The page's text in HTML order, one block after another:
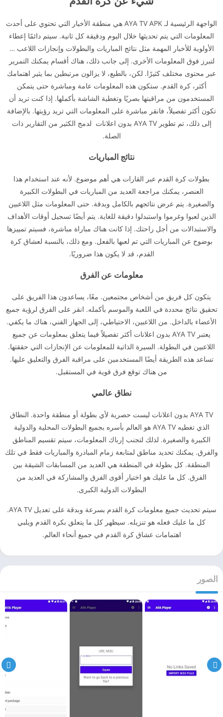
الواجهة الرئيسية لـ AYA TV APK هي منطقة الأخبار التي تحتوي على أحدث
المعلومات التي يتم تحديثها خلال اليوم ودقيقة كل ثانية. سيتم دائمًا إعطاء
الأولوية للأخبار المهمة مثل نتائج المباريات والبطولات وإنجازات اللاعب …
لتبرز فوق المعلومات الأخرى. إلى جانب ذلك، هناك أقسام يمكنك التمرير
عبر محتوى مختلف كثيرًا. لكن، بالطبع، لا يزالون مرتبطين بما يثير اهتمامك
أكثر، كرة القدم. ستكون هذه المعلومات عامة ومباشرة حتى يتمكن
المستخدمون من مراقبتها بصريًا وتغطية الشاشة بأكملها. إذا كنت تريد أن
تكون أكثر تفصيلاً، فانقر مباشرة على المعلومات التي تريد رؤيتها. بالإضافة
إلى ذلك، تم تطوير AYA TV بدون اعلانات لدمج الكثير من التقارير ذات
الصلة.
نتائج المباريات
بطولات كرة القدم عبر القارات هي أهم موضوع. لأنه عند استخدام هذا
العنصر، يمكنك مراجعة العديد من المباريات في البطولات الكبيرة
والصغيرة. يتم عرض نتائجهم بالكامل وبدقة. حتى المعلومات مثل اللاعبين
الذين لعبوا وغرموا واستبدلوا دقيقة للغاية. يتم أيضًا تسجيل أوقات الأهداف
والاستبدالات من أجل راحتك. إذا كانت هناك مباراة مباشرة، فسيتم تمييزها
بوضوح عن المباريات التي تم لعبها بالفعل. ومع ذلك، بالنسبة لعشاق كرة
القدم، قد لا يكون هذا ضروريًا.
معلومات عن الفرق
يتكون كل فريق من أشخاص مجتمعين. معًا، يساعدون هذا الفريق على
تحقيق نتائج محددة في اللعبة والموسم بأكمله. انقر على الفرق لرؤية جميع
الأعضاء بالداخل. من اللاعبين، الاحتياطي، إلى الجهاز الفني، هناك ما يكفي.
يعتبر AYA TV بدون اعلانات أكثر تفصيلاً فيما يتعلق بمعلومات عن جميع
اللاعبين في البطولة. السيرة الذاتية للمعلومات عن الإنجازات التي حققتها.
تساعد هذه الطريقة أيضًا المستخدمين على مراقبة الفرق والتعليق عليها.
من هناك توقع فرق قوية في المستقبل.
نطاق عالمي
AYA TV بدون اعلانات ليست حصرية لأي بطولة أو منطقة واحدة. النطاق
الذي تغطيه AYA TV هو العالم بأسره بجميع البطولات المحلية والدولية
الكبيرة والصغيرة. لذلك لتجنب إرباك المعلومات، سيتم تقسيم المناطق
والفرق. يمكنك تحديد مناطق لمتابعة زمام المبادرة والمباريات فقط في تلك
المنطقة. كل بطولة في المنطقة هي العديد من المسابقات الشيقة بين
الفرق. كل ما عليك هو اختيار أقوى الفرق والمشاركة في العديد من
البطولات الدولية الكبرى.
سيتم تحديث جميع معلومات كرة القدم بسرعة وبدقة على تعديل AYA TV.
كل ما عليك فعله هو تنزيله. سيظهر كل ما يتعلق بكرة القدم ويلبي
اهتمامات عشاق كرة القدم في جميع أنحاء العالم.
الصور